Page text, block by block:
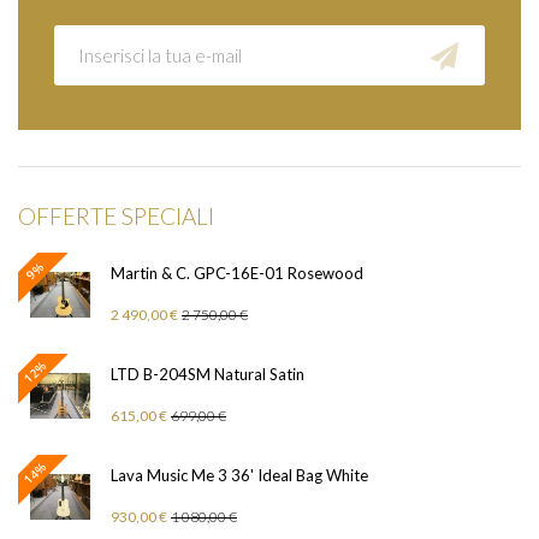
OFFERTE SPECIALI
9% Martin & C. GPC-16E-01 Rosewood
2 490,00 € 2 750,00 €
12% LTD B-204SM Natural Satin
615,00 € 699,00 €
14% Lava Music Me 3 36' Ideal Bag White
930,00 € 1 080,00 €